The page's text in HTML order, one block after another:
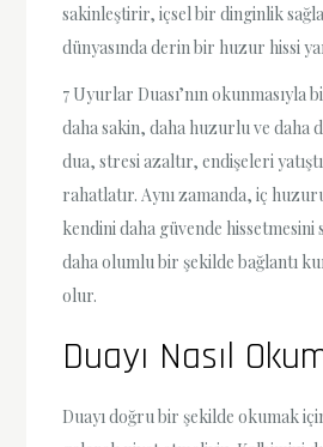
sakinleştirir, içsel bir dinginlik
dünyasında derin bir huzur hissi
7 Uyurlar Duası’nın okunmasıyla
daha sakin, daha huzurlu ve daha
dua, stresi azaltır, endişeleri
rahatlatır. Aynı zamanda, iç
kendini daha güvende hissetmesini
daha olumlu bir şekilde bağlantı
olur.
Duayı Nasıl
Duayı doğru bir şekilde okumak